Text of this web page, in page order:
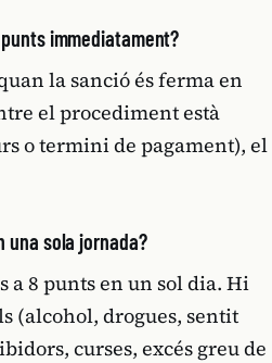
immediatament?
la sanció és ferma en
el procediment està
o termini de pagament), el
una sola jornada?
a 8 punts en un sol dia. Hi
(alcohol, drogues, sentit
curses, excés greu de